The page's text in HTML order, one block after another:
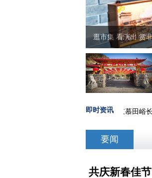
第十届房山金水湖
即时资讯
多名游客在北京慕田峪
要闻
共庆新春佳